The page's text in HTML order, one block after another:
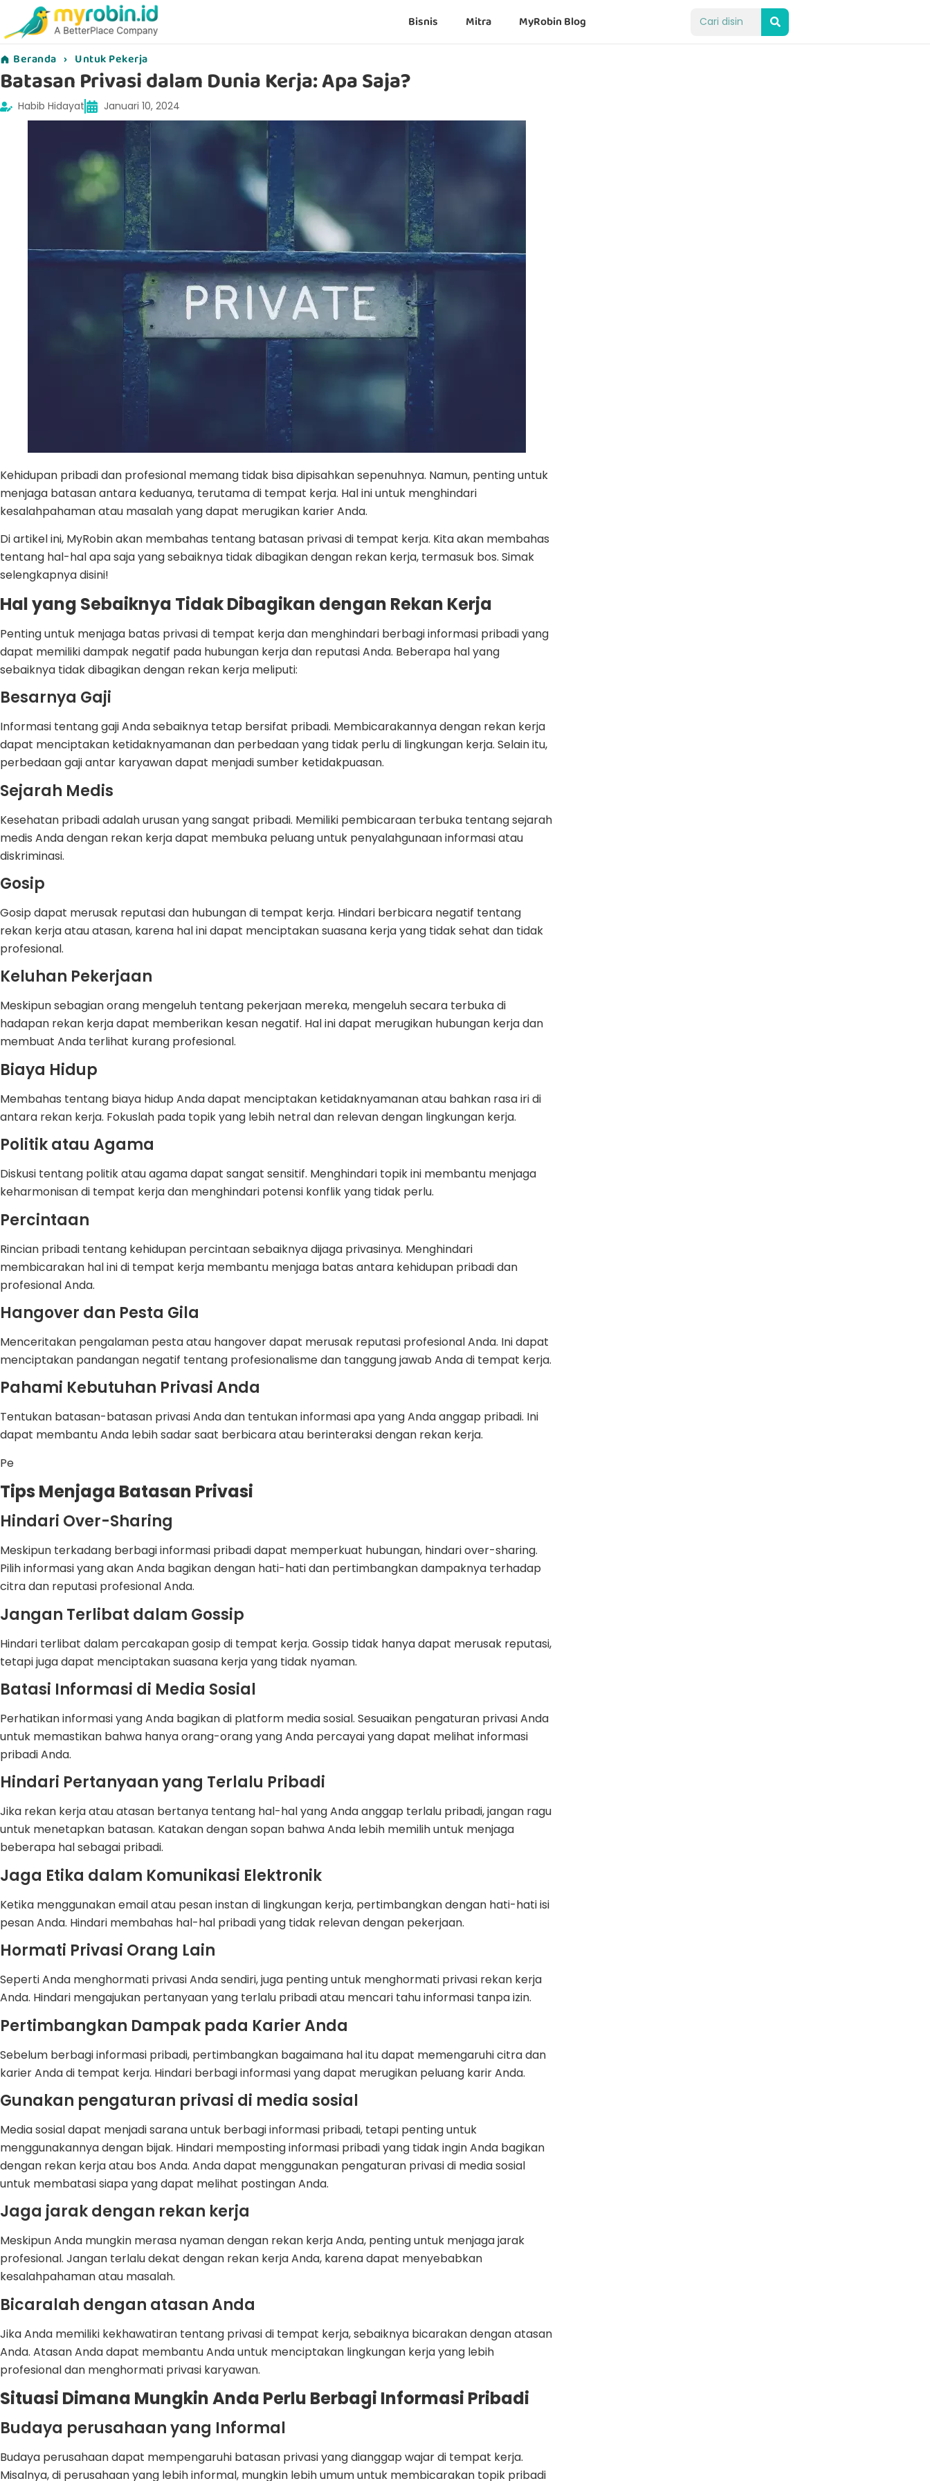
Bisnis Mitra MyRobin Blog
Beranda › Untuk Pekerja
Batasan Privasi dalam Dunia Kerja: Apa Saja?
Habib Hidayat Januari 10, 2024
Kehidupan pribadi dan profesional memang tidak bisa dipisahkan sepenuhnya. Namun, penting untuk
menjaga batasan antara keduanya, terutama di tempat kerja. Hal ini untuk menghindari
kesalahpahaman atau masalah yang dapat merugikan karier Anda.
Di artikel ini, MyRobin akan membahas tentang batasan privasi di tempat kerja. Kita akan membahas
tentang hal-hal apa saja yang sebaiknya tidak dibagikan dengan rekan kerja, termasuk bos. Simak
selengkapnya disini!
Hal yang Sebaiknya Tidak Dibagikan dengan Rekan Kerja
Penting untuk menjaga batas privasi di tempat kerja dan menghindari berbagi informasi pribadi yang
dapat memiliki dampak negatif pada hubungan kerja dan reputasi Anda. Beberapa hal yang
sebaiknya tidak dibagikan dengan rekan kerja meliputi:
Besarnya Gaji
Informasi tentang gaji Anda sebaiknya tetap bersifat pribadi. Membicarakannya dengan rekan kerja
dapat menciptakan ketidaknyamanan dan perbedaan yang tidak perlu di lingkungan kerja. Selain itu,
perbedaan gaji antar karyawan dapat menjadi sumber ketidakpuasan.
Sejarah Medis
Kesehatan pribadi adalah urusan yang sangat pribadi. Memiliki pembicaraan terbuka tentang sejarah
medis Anda dengan rekan kerja dapat membuka peluang untuk penyalahgunaan informasi atau
diskriminasi.
Gosip
Gosip dapat merusak reputasi dan hubungan di tempat kerja. Hindari berbicara negatif tentang
rekan kerja atau atasan, karena hal ini dapat menciptakan suasana kerja yang tidak sehat dan tidak
profesional.
Keluhan Pekerjaan
Meskipun sebagian orang mengeluh tentang pekerjaan mereka, mengeluh secara terbuka di
hadapan rekan kerja dapat memberikan kesan negatif. Hal ini dapat merugikan hubungan kerja dan
membuat Anda terlihat kurang profesional.
Biaya Hidup
Membahas tentang biaya hidup Anda dapat menciptakan ketidaknyamanan atau bahkan rasa iri di
antara rekan kerja. Fokuslah pada topik yang lebih netral dan relevan dengan lingkungan kerja.
Politik atau Agama
Diskusi tentang politik atau agama dapat sangat sensitif. Menghindari topik ini membantu menjaga
keharmonisan di tempat kerja dan menghindari potensi konflik yang tidak perlu.
Percintaan
Rincian pribadi tentang kehidupan percintaan sebaiknya dijaga privasinya. Menghindari
membicarakan hal ini di tempat kerja membantu menjaga batas antara kehidupan pribadi dan
profesional Anda.
Hangover dan Pesta Gila
Menceritakan pengalaman pesta atau hangover dapat merusak reputasi profesional Anda. Ini dapat
menciptakan pandangan negatif tentang profesionalisme dan tanggung jawab Anda di tempat kerja.
Pahami Kebutuhan Privasi Anda
Tentukan batasan-batasan privasi Anda dan tentukan informasi apa yang Anda anggap pribadi. Ini
dapat membantu Anda lebih sadar saat berbicara atau berinteraksi dengan rekan kerja.
Pe
Tips Menjaga Batasan Privasi
Hindari Over-Sharing
Meskipun terkadang berbagi informasi pribadi dapat memperkuat hubungan, hindari over-sharing.
Pilih informasi yang akan Anda bagikan dengan hati-hati dan pertimbangkan dampaknya terhadap
citra dan reputasi profesional Anda.
Jangan Terlibat dalam Gossip
Hindari terlibat dalam percakapan gosip di tempat kerja. Gossip tidak hanya dapat merusak reputasi,
tetapi juga dapat menciptakan suasana kerja yang tidak nyaman.
Batasi Informasi di Media Sosial
Perhatikan informasi yang Anda bagikan di platform media sosial. Sesuaikan pengaturan privasi Anda
untuk memastikan bahwa hanya orang-orang yang Anda percayai yang dapat melihat informasi
pribadi Anda.
Hindari Pertanyaan yang Terlalu Pribadi
Jika rekan kerja atau atasan bertanya tentang hal-hal yang Anda anggap terlalu pribadi, jangan ragu
untuk menetapkan batasan. Katakan dengan sopan bahwa Anda lebih memilih untuk menjaga
beberapa hal sebagai pribadi.
Jaga Etika dalam Komunikasi Elektronik
Ketika menggunakan email atau pesan instan di lingkungan kerja, pertimbangkan dengan hati-hati isi
pesan Anda. Hindari membahas hal-hal pribadi yang tidak relevan dengan pekerjaan.
Hormati Privasi Orang Lain
Seperti Anda menghormati privasi Anda sendiri, juga penting untuk menghormati privasi rekan kerja
Anda. Hindari mengajukan pertanyaan yang terlalu pribadi atau mencari tahu informasi tanpa izin.
Pertimbangkan Dampak pada Karier Anda
Sebelum berbagi informasi pribadi, pertimbangkan bagaimana hal itu dapat memengaruhi citra dan
karier Anda di tempat kerja. Hindari berbagi informasi yang dapat merugikan peluang karir Anda.
Gunakan pengaturan privasi di media sosial
Media sosial dapat menjadi sarana untuk berbagi informasi pribadi, tetapi penting untuk
menggunakannya dengan bijak. Hindari memposting informasi pribadi yang tidak ingin Anda bagikan
dengan rekan kerja atau bos Anda. Anda dapat menggunakan pengaturan privasi di media sosial
untuk membatasi siapa yang dapat melihat postingan Anda.
Jaga jarak dengan rekan kerja
Meskipun Anda mungkin merasa nyaman dengan rekan kerja Anda, penting untuk menjaga jarak
profesional. Jangan terlalu dekat dengan rekan kerja Anda, karena dapat menyebabkan
kesalahpahaman atau masalah.
Bicaralah dengan atasan Anda
Jika Anda memiliki kekhawatiran tentang privasi di tempat kerja, sebaiknya bicarakan dengan atasan
Anda. Atasan Anda dapat membantu Anda untuk menciptakan lingkungan kerja yang lebih
profesional dan menghormati privasi karyawan.
Situasi Dimana Mungkin Anda Perlu Berbagi Informasi Pribadi
Budaya perusahaan yang Informal
Budaya perusahaan dapat mempengaruhi batasan privasi yang dianggap wajar di tempat kerja.
Misalnya, di perusahaan yang lebih informal, mungkin lebih umum untuk membicarakan topik pribadi